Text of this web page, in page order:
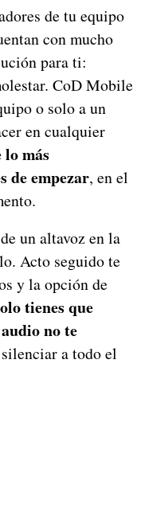
de tu equipo
con mucho
para ti:
CoD Mobile
o solo a un
en cualquier
más
de empezar, en el
un altavoz en la
Acto seguido te
y la opción de
tienes que
no te
a todo el